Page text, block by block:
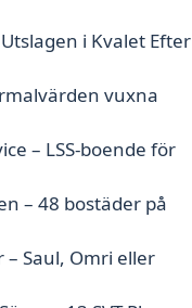
i Kvalet Efter
vuxna
– LSS-boende för
– 48 bostäder på
Saul, Omri eller